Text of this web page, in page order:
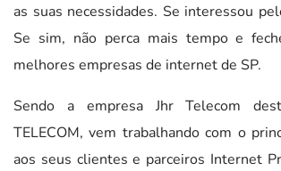
as suas necessidades. Se interessou
Se sim, não perca mais tempo e
melhores empresas de internet de SP.
Sendo a empresa Jhr Telecom
TELECOM, vem trabalhando com o
aos seus clientes e parceiros Internet